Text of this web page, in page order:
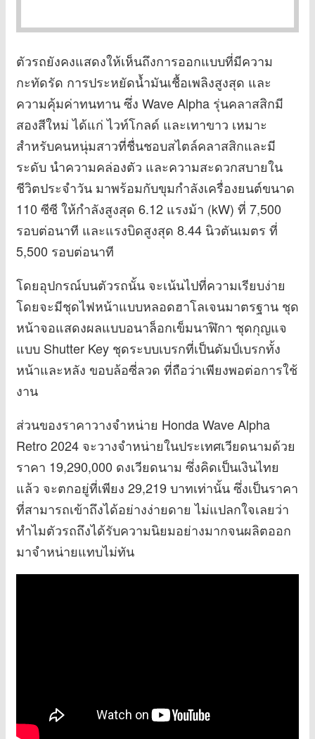
ตัวรถยังคงแสดงให้เห็นถึงการออกแบบที่มีความ
กะทัดรัด การประหยัดน้ำมันเชื้อเพลิงสูงสุด และ
ความคุ้มค่าทนทาน ซึ่ง Wave Alpha รุ่นคลาสสิกมี
สองสีใหม่ ได้แก่ ไวท์โกลด์ และเทาขาว เหมาะ
สำหรับคนหนุ่มสาวที่ชื่นชอบสไตล์คลาสสิกและมี
ระดับ นำความคล่องตัว และความสะดวกสบายใน
ชีวิตประจำวัน มาพร้อมกับขุมกำลังเครื่องยนต์ขนาด
110 ซีซี ให้กำลังสูงสุด 6.12 แรงม้า (kW) ที่ 7,500
รอบต่อนาที และแรงบิดสูงสุด 8.44 นิวตันเมตร ที่
5,500 รอบต่อนาที
โดยอุปกรณ์บนตัวรถนั้น จะเน้นไปที่ความเรียบง่าย
โดยจะมีชุดไฟหน้าแบบหลอดฮาโลเจนมาตรฐาน ชุด
หน้าจอแสดงผลแบบอนาล็อกเข็มนาฬิกา ชุดกุญแจ
แบบ Shutter Key ชุดระบบเบรกที่เป็นดัมป์เบรกทั้ง
หน้าและหลัง ขอบล้อซี่ลวด ที่ถือว่าเพียงพอต่อการใช้
งาน
ส่วนของราคาวางจำหน่าย Honda Wave Alpha
Retro 2024 จะวางจำหน่ายในประเทศเวียดนามด้วย
ราคา 19,290,000 ดงเวียดนาม ซึ่งคิดเป็นเงินไทย
แล้ว จะตกอยู่ที่เพียง 29,219 บาทเท่านั้น ซึ่งเป็นราคา
ที่สามารถเข้าถึงได้อย่างง่ายดาย ไม่แปลกใจเลยว่า
ทำไมตัวรถถึงได้รับความนิยมอย่างมากจนผลิตออก
มาจำหน่ายแทบไม่ทัน